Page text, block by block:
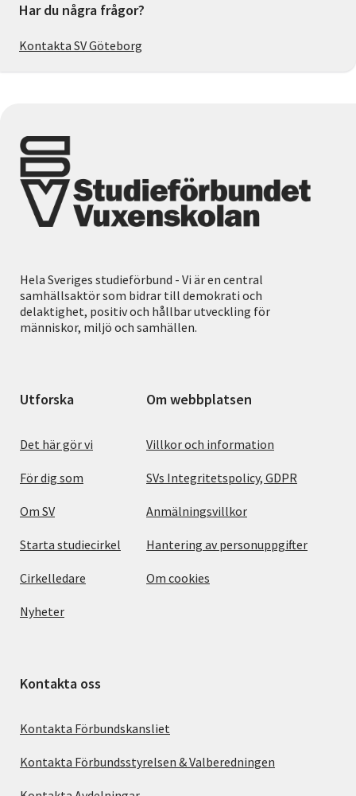
Har du några frågor?
Kontakta SV Göteborg
Hela Sveriges studieförbund - Vi är en central
samhällsaktör som bidrar till demokrati och
delaktighet, positiv och hållbar utveckling för
människor, miljö och samhällen.
Utforska
Det här gör vi
För dig som
Om SV
Starta studiecirkel
Cirkelledare
Nyheter
Om webbplatsen
Villkor och information
SVs Integritetspolicy, GDPR
Anmälningsvillkor
Hantering av personuppgifter
Om cookies
Kontakta oss
Kontakta Förbundskansliet
Kontakta Förbundsstyrelsen & Valberedningen